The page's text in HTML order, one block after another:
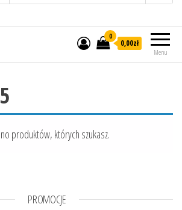
Menu
0
0,00zł
produktów, których szukasz.
PROMOCJE